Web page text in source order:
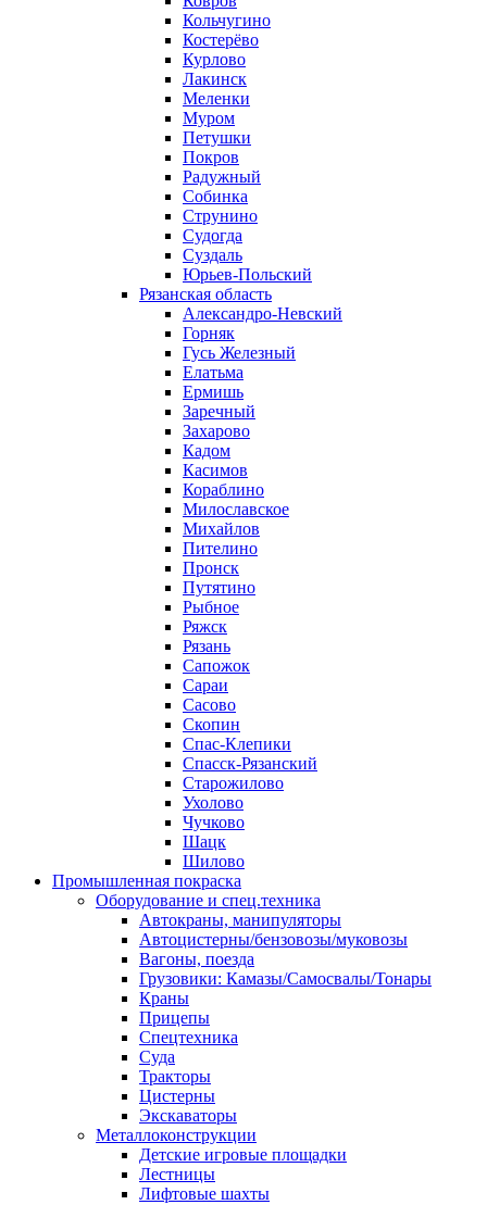
Кольчугино
Костерёво
Курлово
Лакинск
Меленки
Муром
Петушки
Покров
Радужный
Собинка
Струнино
Судогда
Суздаль
Юрьев-Польский
Рязанская область
Александро-Невский
Горняк
Гусь Железный
Елатьма
Ермишь
Заречный
Захарово
Кадом
Касимов
Кораблино
Милославское
Михайлов
Пителино
Пронск
Путятино
Рыбное
Ряжск
Рязань
Сапожок
Сараи
Сасово
Скопин
Спас-Клепики
Спасск-Рязанский
Старожилово
Ухолово
Чучково
Шацк
Шилово
Промышленная покраска
Оборудование и спец.техника
Автокраны, манипуляторы
Автоцистерны/бензовозы/муковозы
Вагоны, поезда
Грузовики: Камазы/Самосвалы/Тонары
Краны
Прицепы
Спецтехника
Суда
Тракторы
Цистерны
Экскаваторы
Металлоконструкции
Детские игровые площадки
Лестницы
Лифтовые шахты